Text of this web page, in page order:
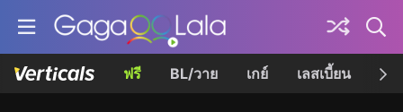
ฟรี BL/วาย เกย์ เลสเบี้ยน เค